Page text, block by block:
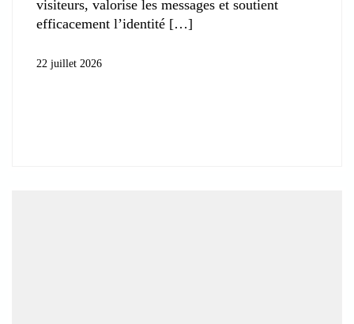
visiteurs, valorise les messages et soutient
efficacement l’identité
22 juillet 2026